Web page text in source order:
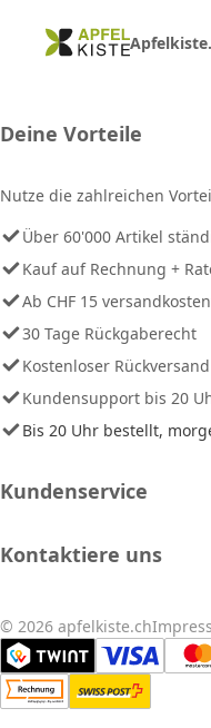
Deine Vorteile
Nutze die zahlreichen
Über 60'000 Artikel
Kauf auf Rechnung +
Ab CHF 15
30 Tage Rückgaberecht
Kostenloser
Kundensupport bis 20
Bis 20 Uhr bestellt,
Kundenservice
Kontaktiere uns
© 2026 apfelkiste.ch